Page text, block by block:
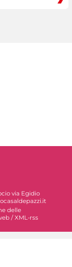
via Egidio
delle
/XML-rss